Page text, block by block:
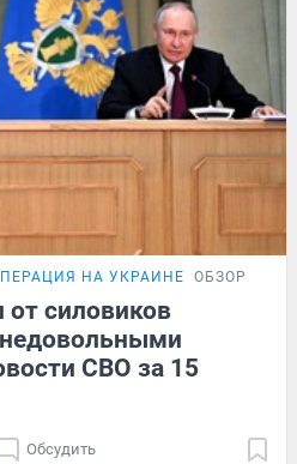
НА УКРАИНЕ ОБЗОР
от силовиков
СВО за 15
Обсудить